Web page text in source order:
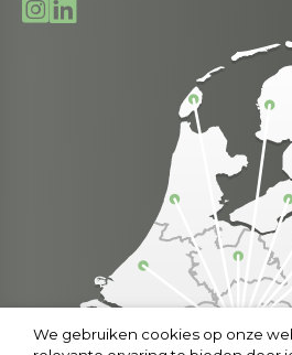
We gebruiken cookies op onze